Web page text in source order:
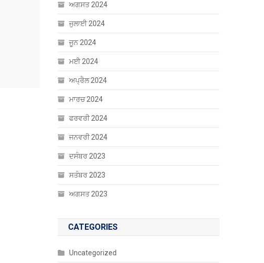
ਅਗਸਤ 2024
ਜੁਲਾਈ 2024
ਜੂਨ 2024
ਮਈ 2024
ਅਪ੍ਰੈਲ 2024
ਮਾਰਚ 2024
ਫਰਵਰੀ 2024
ਜਨਵਰੀ 2024
ਦਸੰਬਰ 2023
ਸਤੰਬਰ 2023
ਅਗਸਤ 2023
CATEGORIES
Uncategorized